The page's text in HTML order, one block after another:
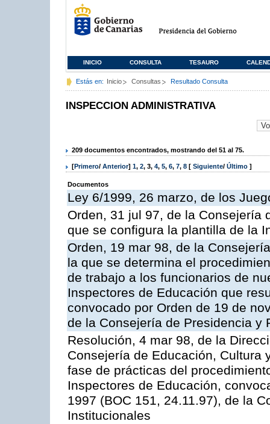
INICIO CONSULTA TESAURO
Estás en: Inicio Consultas Resultado Consulta
INSPECCION ADMINISTRATIVA
209 documentos encontrados, mostrando del 51 al 75.
[Primero/ Anterior] 1, 2, 3, 4, 5, 6, 7, 8 [ Siguiente/ Último ]
Documentos
Ley 6/1999, 26 marzo, de los
Orden, 31 jul 97, de la Consejería
que se configura la plantilla de la
Orden, 19 mar 98, de la
la que se determina el
de trabajo a los funcionarios de
Inspectores de Educación que
convocado por Orden de 19 de
de la Consejería de Presidencia y
Resolución, 4 mar 98, de la
Consejería de Educación, Cultura
fase de prácticas del
Inspectores de Educación,
1997 (BOC 151, 24.11.97), de la
Institucionales